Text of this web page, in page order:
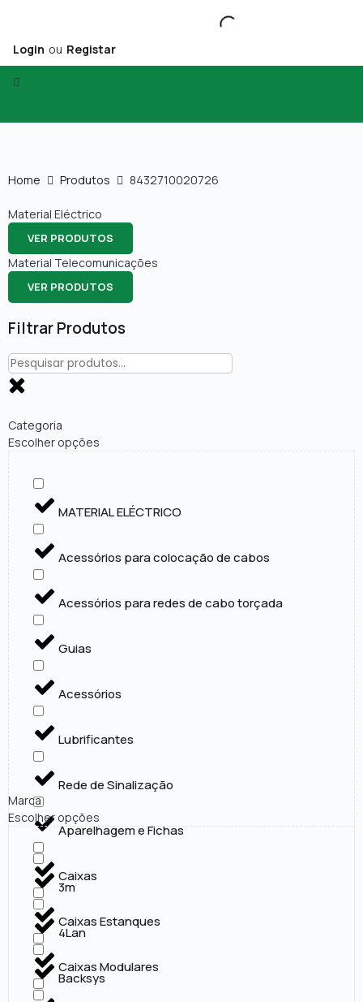
Login ou Registar
Home Produtos 8432710020726
Filtrar Produtos
Categoria
Escolher opções
MATERIAL ELÉCTRICO
Acessórios para colocação de cabos
Acessórios para redes de cabo torçada
Guias
Acessórios
Lubrificantes
Rede de Sinalização
Aparelhagem e Fichas
Caixas
Caixas Estanques
Caixas Modulares
Marca
Escolher opções
3m
4Lan
Backsys
Material Eléctrico
VER PRODUTOS
Material Telecomunicações
VER PRODUTOS